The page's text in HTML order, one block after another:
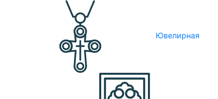
Ювелирная